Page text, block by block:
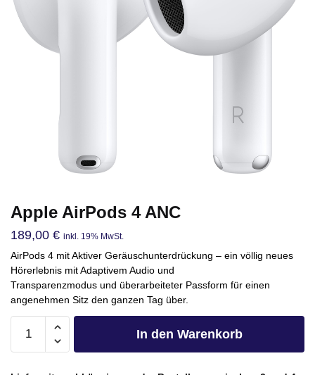
Apple AirPods 4 ANC
189,00 € inkl. 19% MwSt.
AirPods 4 mit Aktiver Geräuschunterdrückung – ein völlig neues
Hörerlebnis mit Adaptivem Audio und
Transparenzmodus und überarbeiteter Passform für einen
angenehmen Sitz den ganzen Tag über.
In den Warenkorb